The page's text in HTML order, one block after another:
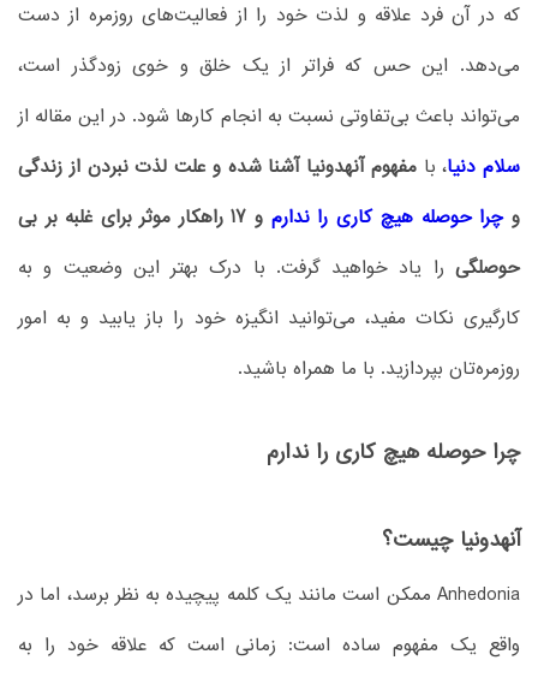
که در آن فرد علاقه و لذت خود را از فعالیت‌های روزمره از دست
می‌دهد. این حس که فراتر از یک خلق و خوی زودگذر است،
می‌تواند باعث بی‌تفاوتی نسبت به انجام کارها شود. در این مقاله از
سلام دنیا، بامفهوم آنهدونیا آشنا شده و علت لذت نبردن از زندگی
وچرا حوصله هیچ کاری را ندارم
و 17 راهکار موثر برای غلبه بر بی
حوصلگی را یاد خواهید گرفت. با درک بهتر این وضعیت و به
کارگیری نکات مفید، می‌توانید انگیزه خود را باز یابید و به امور
روزمره‌تان بپردازید. با ما همراه باشید.
چرا حوصله هیچ کاری را ندارم
آنهدونیا چیست؟
Anhedonia ممکن است مانند یک کلمه پیچیده به نظر برسد، اما در
واقع یک مفهوم ساده است: زمانی است که علاقه خود را به